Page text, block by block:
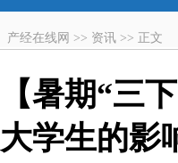
产经在线网 >> 资讯 >> 正文
【暑期“三
大学生的影